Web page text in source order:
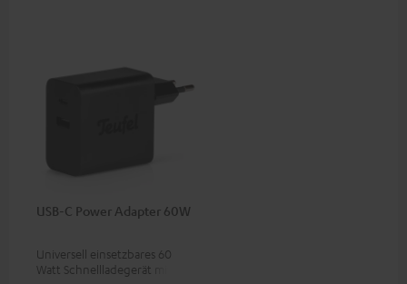
USB-C Power Adapter 60W
Universell einsetzbares 60
Watt Schnellladegerät mit